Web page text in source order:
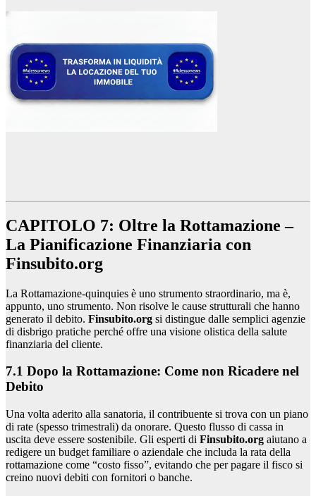
CAPITOLO 7: Oltre la Rottamazione –
La Pianificazione Finanziaria con
Finsubito.org
La Rottamazione-quinquies è uno strumento straordinario, ma è,
appunto, uno strumento. Non risolve le cause strutturali che hanno
generato il debito. Finsubito.org si distingue dalle semplici agenzie
di disbrigo pratiche perché offre una visione olistica della salute
finanziaria del cliente.
7.1 Dopo la Rottamazione: Come non Ricadere nel
Debito
Una volta aderito alla sanatoria, il contribuente si trova con un piano
di rate (spesso trimestrali) da onorare. Questo flusso di cassa in
uscita deve essere sostenibile. Gli esperti di Finsubito.org aiutano a
redigere un budget familiare o aziendale che includa la rata della
rottamazione come “costo fisso”, evitando che per pagare il fisco si
creino nuovi debiti con fornitori o banche.